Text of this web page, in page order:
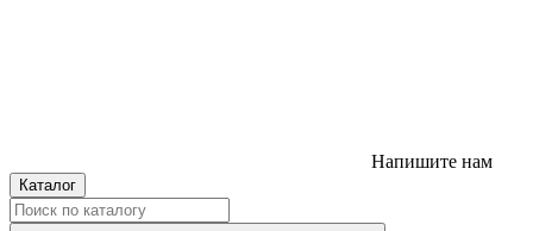
Напишите нам
Каталог